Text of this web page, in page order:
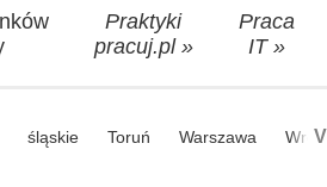
Praktyki
pracuj.pl »
Praca
IT »
śląskie Toruń Warszawa V